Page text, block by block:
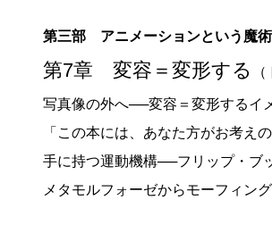
第三部 アニメーションという魔術
第7章 変容＝変形する
写真像の外へ──変容＝変形するイ
「この本には、あなた方がお考え
手に持つ運動機構──フリップ・ブ
メタモルフォーゼからモーフィン